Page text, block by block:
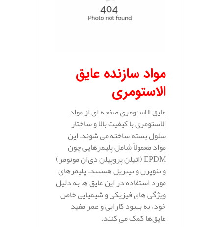
مواد سازنده عایق
الاستومری
عایق‌ الاستومری صفحه‌ ای از مواد
الاستومری با کیفیت بالا و ساختار
سلول بسته ساخته می‌ شوند. این
مواد معمولاً شامل پلیمرهایی چون
EPDM (اتیلن پروپیلن دی‌ان مونومر)
و نئوپرن و نیتریل هستند. پلیمرهای
مورد استفاده در این عایق‌ ها به دلیل
ویژگی‌ های فیزیکی و شیمیایی خاص
خود، به بهبود کارایی و عمر مفید
عایق‌ها کمک می‌ کنند.